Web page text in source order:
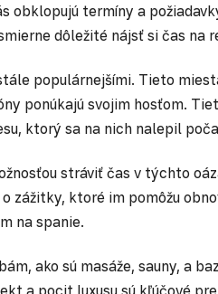
termíny a
dôležité nájsť si čas
populárnejšími. Tieto
ponúkajú svojim hosťom.
ktorý sa na nich nalepil
stráviť čas v týchto
ktoré im pomôžu
na spanie.
ako sú masáže, sauny, a
a pocit luxusu sú kľúčové